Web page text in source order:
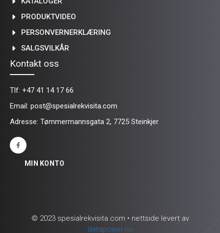
PRODUKTVIDEO
PERSONVERNERKLÆRING
SALGSVILKÅR
Kontakt oss
Tlf: +47 41 14 17 66
Email: post@spesialrekvisita.com
Adresse: Tømmermannsgata 2, 7725 Steinkjer
MIN KONTO
© 2023 spesialrekvisita.com • nettside levert av
datapower.no